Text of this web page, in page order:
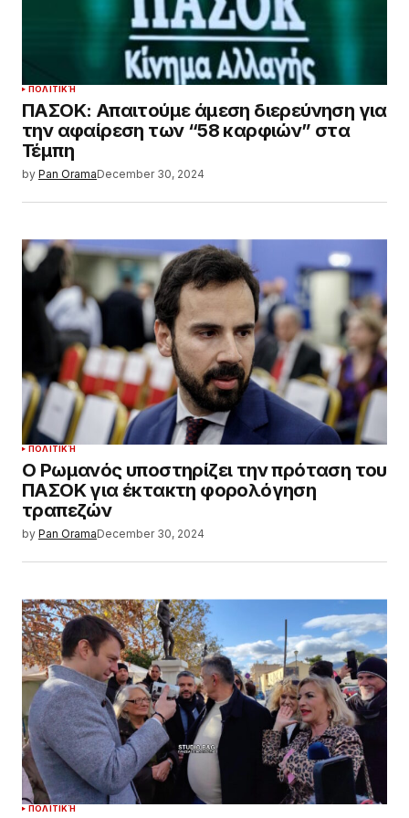
ΠΟΛΙΤΙΚΉ
ΠΑΣΟΚ: Απαιτούμε άμεση διερεύνηση για
την αφαίρεση των “58 καρφιών” στα
Τέμπη
by Pan OramaDecember 30, 2024
ΠΟΛΙΤΙΚΉ
Ο Ρωμανός υποστηρίζει την πρόταση του
ΠΑΣΟΚ για έκτακτη φορολόγηση
τραπεζών
by Pan OramaDecember 30, 2024
ΠΟΛΙΤΙΚΉ